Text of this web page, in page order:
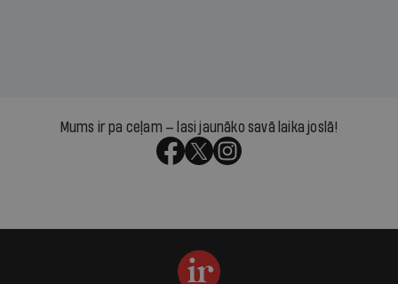
Mums ir pa ceļam — lasi jaunāko savā laika joslā!